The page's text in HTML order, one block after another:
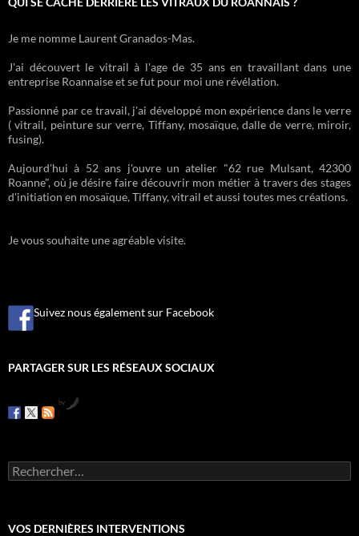
Je me nomme Laurent Granados-Mas.
J'ai découvert le vitrail à l'age de 35 ans en travaillant dans une
entreprise Roannaise et se fut pour moi une révélation.
Passionné par ce travail, j'ai développé mon expérience dans le verre
( vitrail, peinture sur verre, Tiffany, mosaïque, dalle de verre, miroir,
fusing).
Aujourd'hui à 52 ans j'ouvre un atelier "62 rue Mulsant, 42300
Roanne", où je désire faire découvrir mon métier à travers des stages
d'initiation en mosaïque, Tiffany, vitrail et aussi toutes mes créations.
Je vous souhaite une agréable visite.
Suivez nous également sur Facebook
PARTAGER SUR LES RÉSEAUX SOCIAUX
by
R
e
e
VOS DERNIÈRES INTERVENTIONS